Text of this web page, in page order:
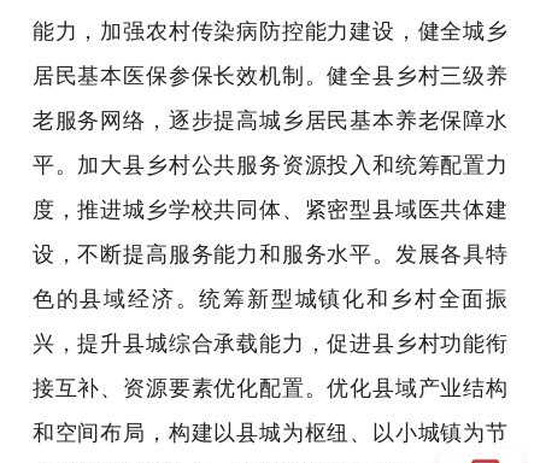
能力，加强农村传染病防控能力建设，健全城乡
居民基本医保参保长效机制。健全县乡村三级养
老服务网络，逐步提高城乡居民基本养老保障水
平。加大县乡村公共服务资源投入和统筹配置力
度，推进城乡学校共同体、紧密型县域医共体建
设，不断提高服务能力和服务水平。发展各具特
色的县域经济。统筹新型城镇化和乡村全面振
兴，提升县城综合承载能力，促进县乡村功能衔
接互补、资源要素优化配置。优化县域产业结构
和空间布局，构建以县城为枢纽、以小城镇为节